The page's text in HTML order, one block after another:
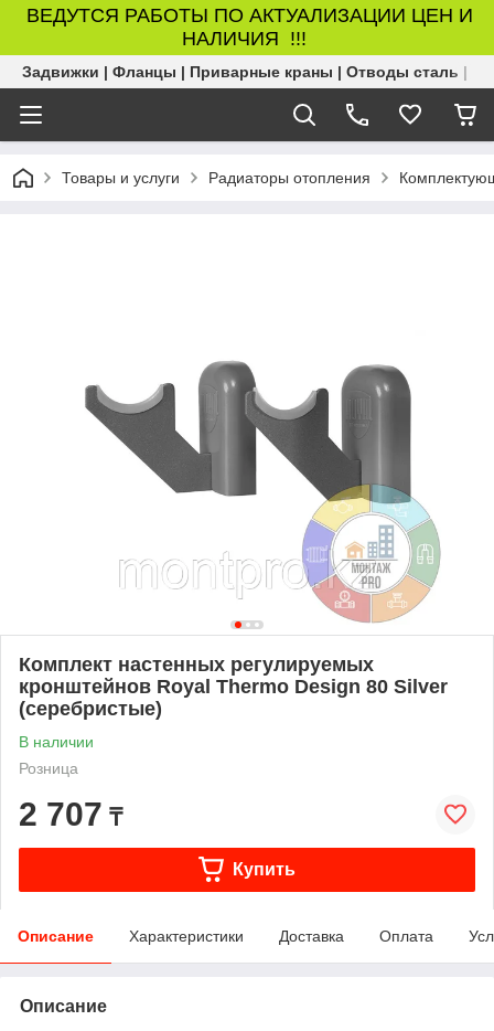
ВЕДУТСЯ РАБОТЫ ПО АКТУАЛИЗАЦИИ ЦЕН И
НАЛИЧИЯ !!!
Задвижки | Фланцы | Приварные краны | Отводы сталь |
Товары и услуги Радиаторы отопления
Комплект настенных регулируемых
кронштейнов Royal Thermo Design 80 Silver
(серебристые)
В наличии
Розница
2 707 ₸
Купить
Описание Характеристики Доставка Оплата
Описание